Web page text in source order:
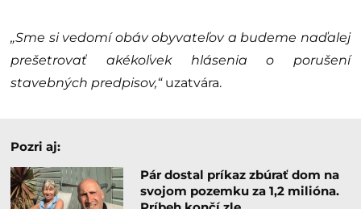
„Sme si vedomí obáv obyvateľov a budeme naďalej
prešetrovať akékoľvek hlásenia o porušení
stavebných predpisov,“uzatvára.
Pozri aj:
Pár dostal príkaz zbúrať dom na
svojom pozemku za 1,2 milióna.